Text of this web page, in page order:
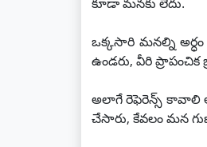
ఒక్కసారి మనల్ని
ఉండరు, వీరి
అలాగే రెఫెరెన్స్ కావాలి
చేసారు, కేవలం మన